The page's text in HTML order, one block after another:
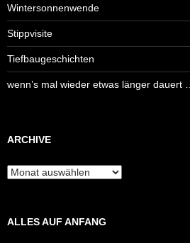
Wintersonnenwende
Stippvisite
Tiefbaugeschichten
wenn’s mal wieder etwas länger dauert …
ARCHIVE
Archive
ALLES AUF ANFANG